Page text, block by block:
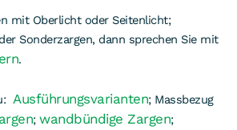
mit Oberlicht oder Seitenlicht;
Sonderzargen, dann sprechen Sie mit
.
Ausführungsvarianten; Massbezug
; wandbündige Zargen;